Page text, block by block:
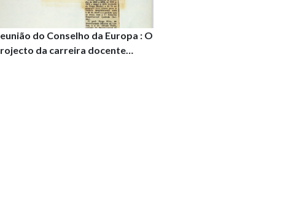
do Conselho da Europa : O
da carreira docente